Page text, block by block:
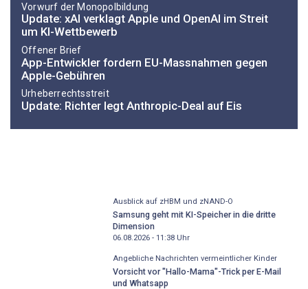
Vorwurf der Monopolbildung
Update: xAI verklagt Apple und OpenAI im Streit
um KI-Wettbewerb
Offener Brief
App-Entwickler fordern EU-Massnahmen gegen
Apple-Gebühren
Urheberrechtsstreit
Update: Richter legt Anthropic-Deal auf Eis
Ausblick auf zHBM und zNAND-O
Samsung geht mit KI-Speicher in die dritte
Dimension
06.08.2026 - 11:38Uhr
Angebliche Nachrichten vermeintlicher Kinder
Vorsicht vor "Hallo-Mama"-Trick per E-Mail
und Whatsapp